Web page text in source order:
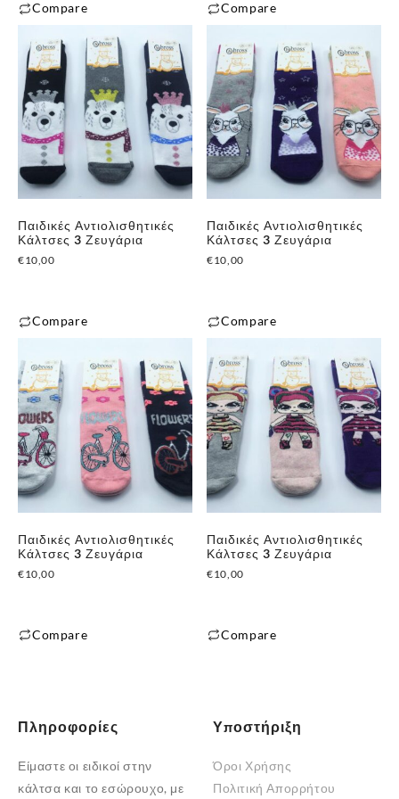
του
προϊόντος
προϊόντος
Compare
Αυτό
το
προϊόν
έχει
πολλαπλές
παραλλαγές.
Οι
επιλογές
να
του
προϊόντος
Compare
Αυτό
το
προϊόν
έχει
πολλαπλές
παραλλαγές.
Οι
επιλογές
να
του
προϊόντος
Παιδικές Αντιολισθητικές
Κάλτσες 3 Ζευγάρια
€10,00
Compare
Αυτό
το
προϊόν
έχει
πολλαπλές
παραλλαγές.
Οι
επιλογές
να
επιλεγούν
του
Παιδικές Αντιολισθητικές
Κάλτσες 3 Ζευγάρια
€10,00
Compare
Αυτό
το
προϊόν
έχει
πολλαπλές
παραλλαγές.
Οι
επιλογές
να
επιλεγούν
του
Παιδικές Αντιολισθητικές
Κάλτσες 3 Ζευγάρια
€10,00
Compare
έχει
παραλλαγές.
Οι
Παιδικές Αντιολισθητικές
Κάλτσες 3 Ζευγάρια
€10,00
Compare
έχει
παραλλαγές.
Οι
Πληροφορίες
Είμαστε οι ειδικοί στην
κάλτσα και το εσώρουχο, με
Υποστήριξη
Όροι Χρήσης
Πολιτική Απορρήτου